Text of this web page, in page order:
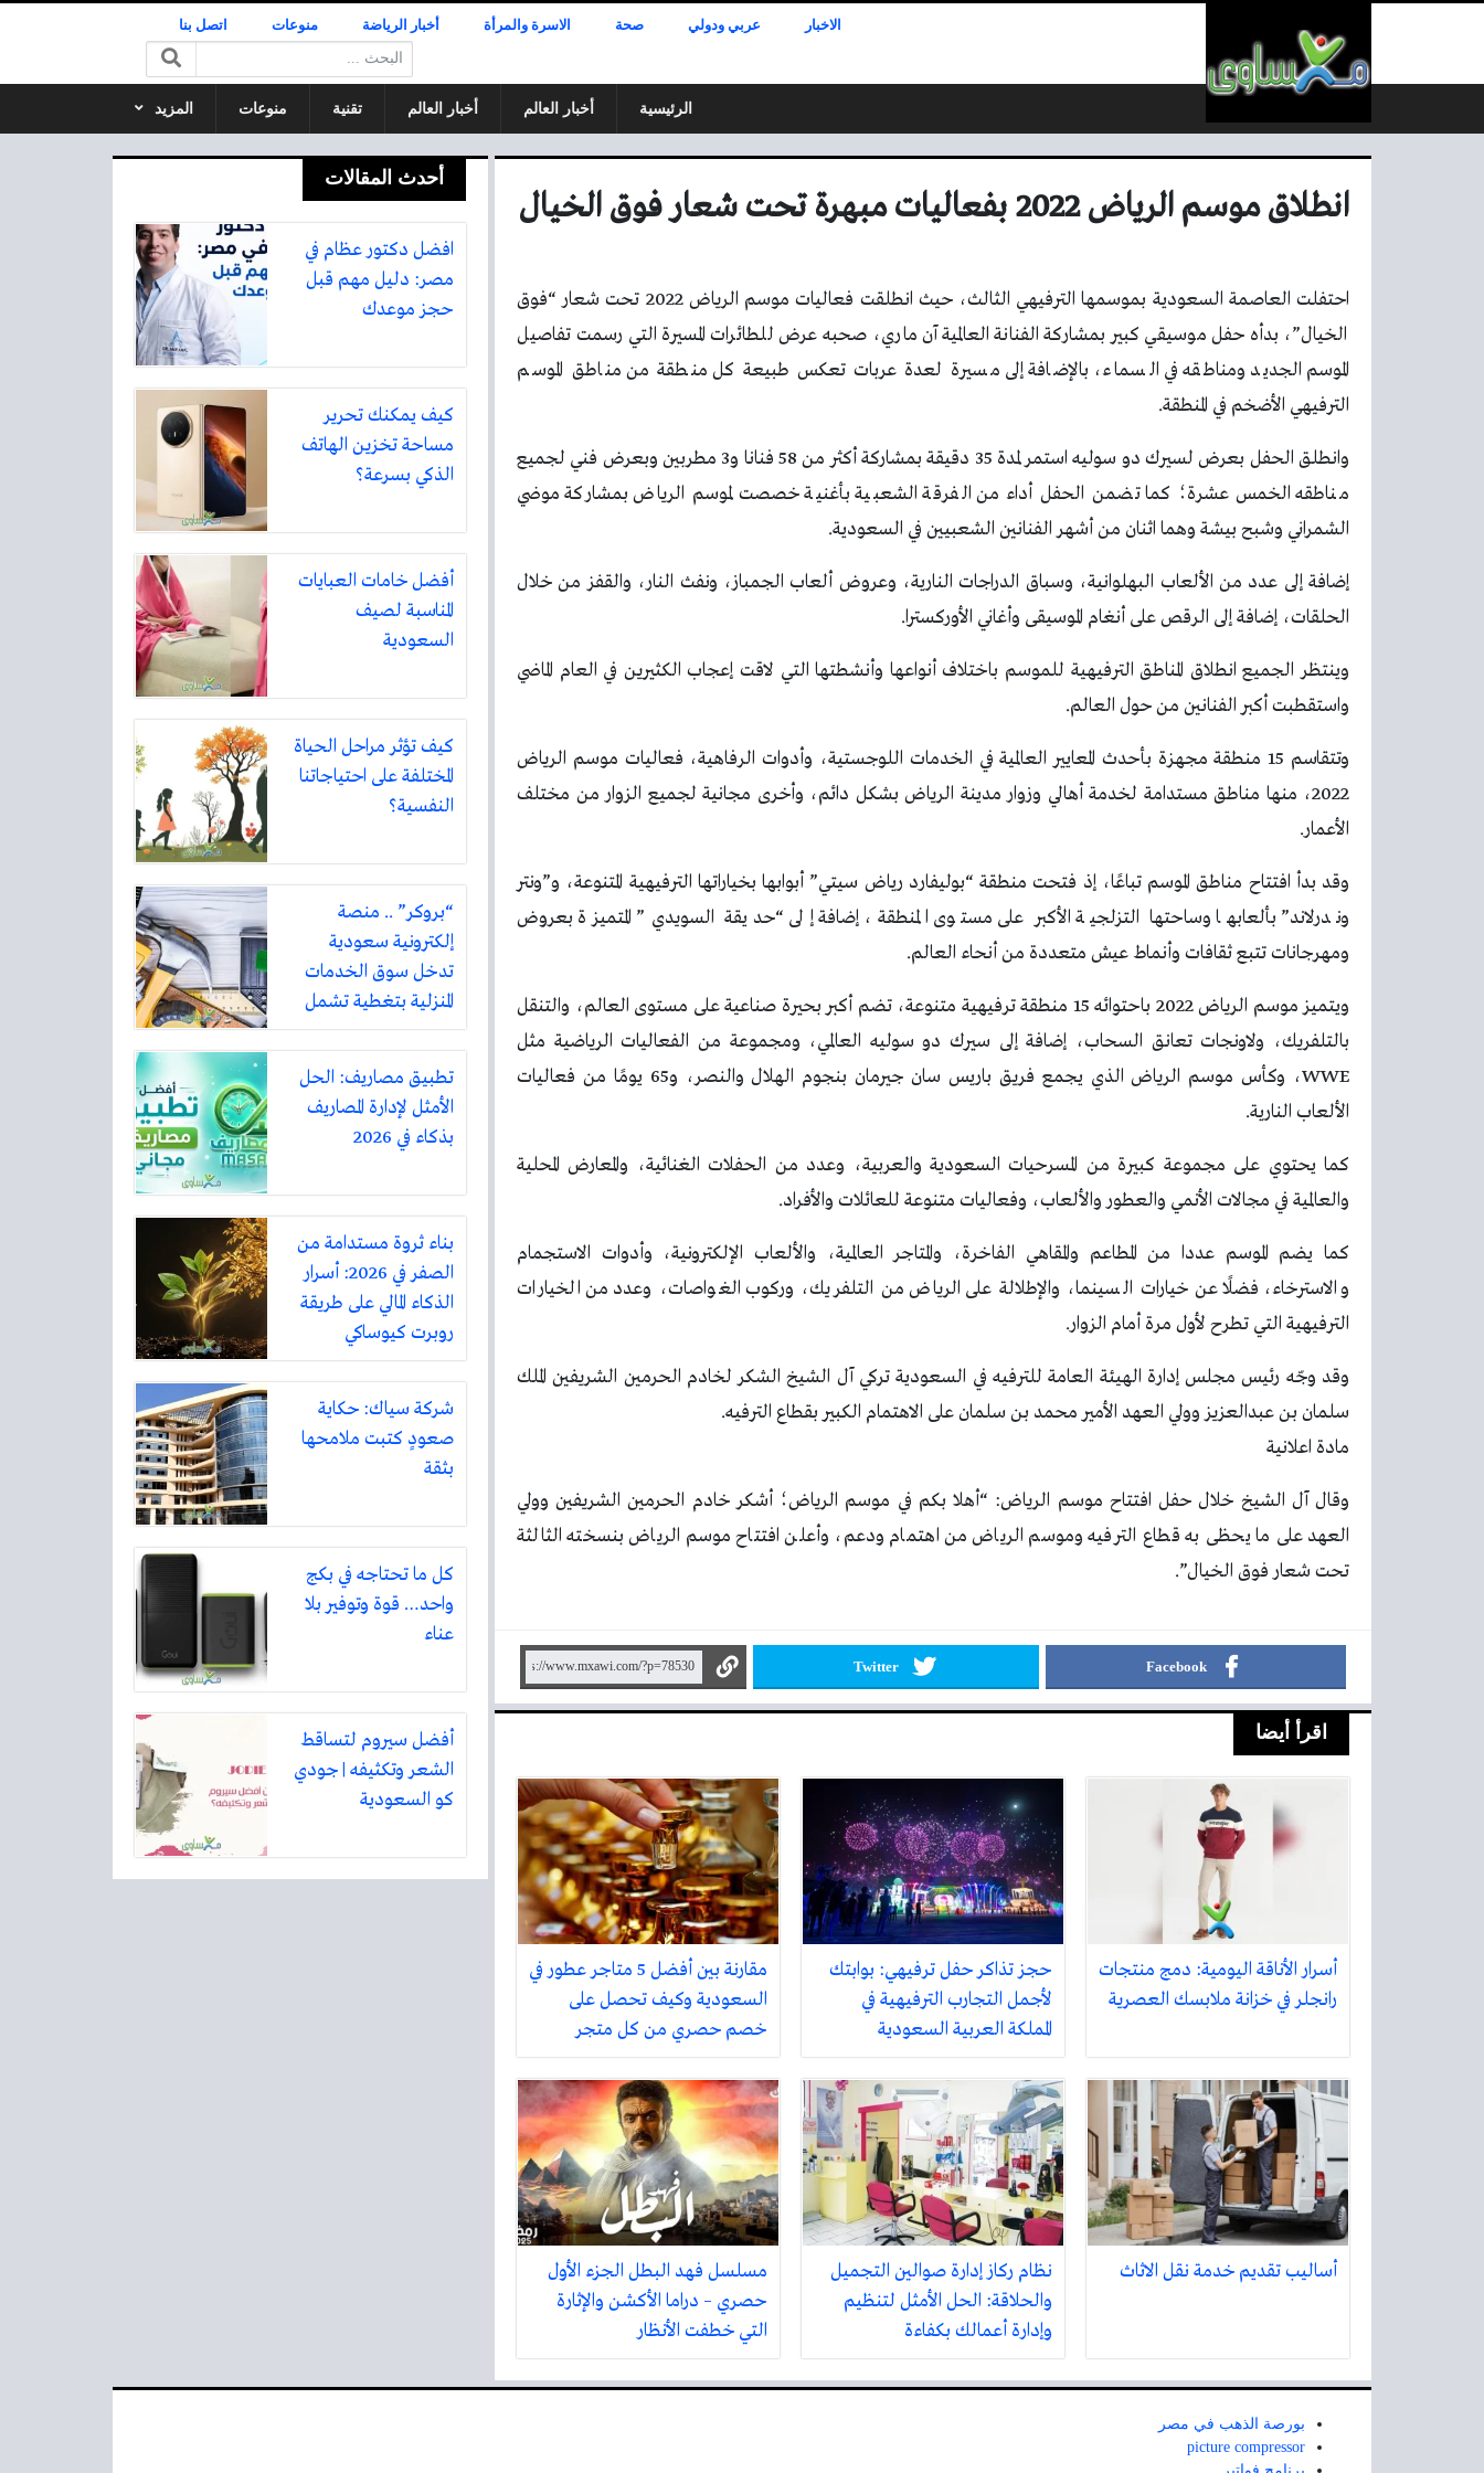
الاخبار عربي ودولي صحة الاسرة والمرأة أخبار الرياضة منوعات اتصل بنا
البحث:
الرئيسية أخبار العالم أخبار العالم تقنية منوعات المزيد
انطلاق موسم الرياض 2022 بفعاليات مبهرة تحت شعار فوق الخيال
احتفلت العاصمة السعودية بموسمها الترفيهي الثالث، حيث انطلقت فعاليات موسم الرياض 2022 تحت شعار “فوق
الخيال”، بدأه حفل موسيقي كبير بمشاركة الفنانة العالمية آن ماري، صحبه عرض للطائرات المسيرة التي رسمت تفاصيل
الموسم الجديد ومناطقه في السماء، بالإضافة إلى مسيرة لعدة عربات تعكس طبيعة كل منطقة من مناطق الموسم
الترفيهي الأضخم في المنطقة.
وانطلق الحفل بعرض لسيرك دو سوليه استمر لمدة 35 دقيقة بمشاركة أكثر من 58 فنانا و3 مطربين وبعرض فني لجميع
مناطقه الخمس عشرة؛ كما تضمن الحفل أداء من الفرقة الشعبية بأغنية خصصت لموسم الرياض بمشاركة موضي
الشمراني وشبح بيشة وهما اثنان من أشهر الفنانين الشعبيين في السعودية.
إضافة إلى عدد من الألعاب البهلوانية، وسباق الدراجات النارية، وعروض ألعاب الجمباز، ونفث النار، والقفز من خلال
الحلقات، إضافة إلى الرقص على أنغام الموسيقى وأغاني الأوركسترا.
وينتظر الجميع انطلاق المناطق الترفيهية للموسم باختلاف أنواعها وأنشطتها التي لاقت إعجاب الكثيرين في العام الماضي
واستقطبت أكبر الفنانين من حول العالم.
وتتقاسم 15 منطقة مجهزة بأحدث المعايير العالمية في الخدمات اللوجستية، وأدوات الرفاهية، فعاليات موسم الرياض
2022، منها مناطق مستدامة لخدمة أهالي وزوار مدينة الرياض بشكل دائم، وأخرى مجانية لجميع الزوار من مختلف
الأعمار.
وقد بدأ افتتاح مناطق الموسم تباعًا، إذ فتحت منطقة “بوليفارد رياض سيتي” أبوابها بخياراتها الترفيهية المتنوعة، و”ونتر
وندرلاند” بألعابها وساحتها التزلجية الأكبر على مستوى المنطقة، إضافة إلى “حديقة السويدي” المتميزة بعروض
ومهرجانات تتبع ثقافات وأنماط عيش متعددة من أنحاء العالم.
ويتميز موسم الرياض 2022 باحتوائه 15 منطقة ترفيهية متنوعة، تضم أكبر بحيرة صناعية على مستوى العالم، والتنقل
بالتلفريك، ولاونجات تعانق السحاب، إضافة إلى سيرك دو سوليه العالمي، ومجموعة من الفعاليات الرياضية مثل
WWE، وكأس موسم الرياض الذي يجمع فريق باريس سان جيرمان بنجوم الهلال والنصر، و65 يومًا من فعاليات
الألعاب النارية.
كما يحتوي على مجموعة كبيرة من المسرحيات السعودية والعربية، وعدد من الحفلات الغنائية، والمعارض المحلية
والعالمية في مجالات الأنمي والعطور والألعاب، وفعاليات متنوعة للعائلات والأفراد.
كما يضم الموسم عددا من المطاعم والمقاهي الفاخرة، والمتاجر العالمية، والألعاب الإلكترونية، وأدوات الاستجمام
والاسترخاء، فضلًا عن خيارات السينما، والإطلالة على الرياض من التلفريك، وركوب الغواصات، وعدد من الخيارات
الترفيهية التي تطرح لأول مرة أمام الزوار.
وقد وجّه رئيس مجلس إدارة الهيئة العامة للترفيه في السعودية تركي آل الشيخ الشكر لخادم الحرمين الشريفين الملك
سلمان بن عبدالعزيز وولي العهد الأمير محمد بن سلمان على الاهتمام الكبير بقطاع الترفيه.
مادة اعلانية
وقال آل الشيخ خلال حفل افتتاح موسم الرياض: “أهلا بكم في موسم الرياض؛ أشكر خادم الحرمين الشريفين وولي
العهد على ما يحظى به قطاع الترفيه وموسم الرياض من اهتمام ودعم، وأعلن افتتاح موسم الرياض بنسخته الثالثة
تحت شعار فوق الخيال”.
Facebook
Twitter
اقرأ أيضا
أسرار الأناقة اليومية: دمج منتجات
رانجلر في خزانة ملابسك العصرية
حجز تذاكر حفل ترفيهي: بوابتك
لأجمل التجارب الترفيهية في
المملكة العربية السعودية
مقارنة بين أفضل 5 متاجر عطور في
السعودية وكيف تحصل على
خصم حصري من كل متجر
أساليب تقديم خدمة نقل الاثاث
نظام ركاز إدارة صوالين التجميل
والحلاقة: الحل الأمثل لتنظيم
وإدارة أعمالك بكفاءة
مسلسل فهد البطل الجزء الأول
حصري – دراما الأكشن والإثارة
التي خطفت الأنظار
أحدث المقالات
افضل دكتور عظام في
مصر: دليل مهم قبل
حجز موعدك
كيف يمكنك تحرير
مساحة تخزين الهاتف
الذكي بسرعة؟
أفضل خامات العبايات
المناسبة لصيف
السعودية
كيف تؤثر مراحل الحياة
المختلفة على احتياجاتنا
النفسية؟
“بروكر” .. منصة
إلكترونية سعودية
تدخل سوق الخدمات
المنزلية بتغطية تشمل
أكثر من ثلاثين مدينة
تطبيق مصاريف: الحل
الأمثل لإدارة المصاريف
بذكاء في 2026
بناء ثروة مستدامة من
الصفر في 2026: أسرار
الذكاء المالي على طريقة
روبرت كيوساكي
شركة سياك: حكاية
صعودٍ كتبت ملامحها
بثقة
كل ما تحتاجه في بكج
واحد… قوة وتوفير بلا
عناء
أفضل سيروم لتساقط
الشعر وتكثيفه | جودي
كو السعودية
بورصة الذهب في مصر
picture compressor
برنامج فواتير